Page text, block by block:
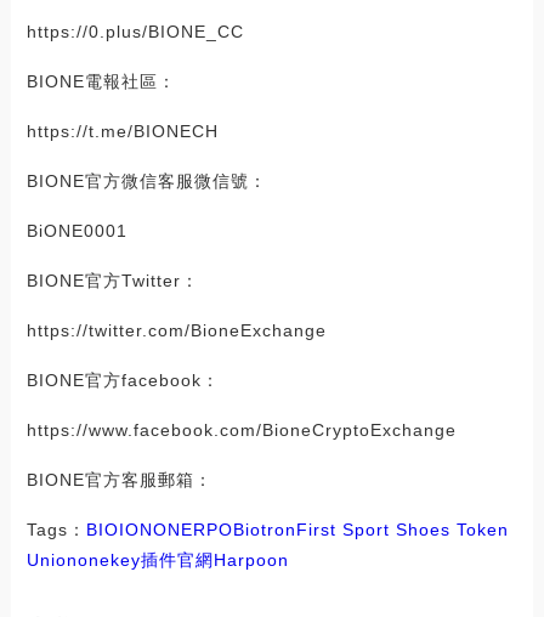
https://0.plus/BIONE_CC
BIONE電報社區：
https://t.me/BIONECH
BIONE官方微信客服微信號：
BiONE0001
BIONE官方Twitter：
https://twitter.com/BioneExchange
BIONE官方facebook：
https://www.facebook.com/BioneCryptoExchange
BIONE官方客服郵箱：
Tags： BIOIONONERPOBiotronFirst Sport Shoes Token
Uniononekey插件官網Harpoon